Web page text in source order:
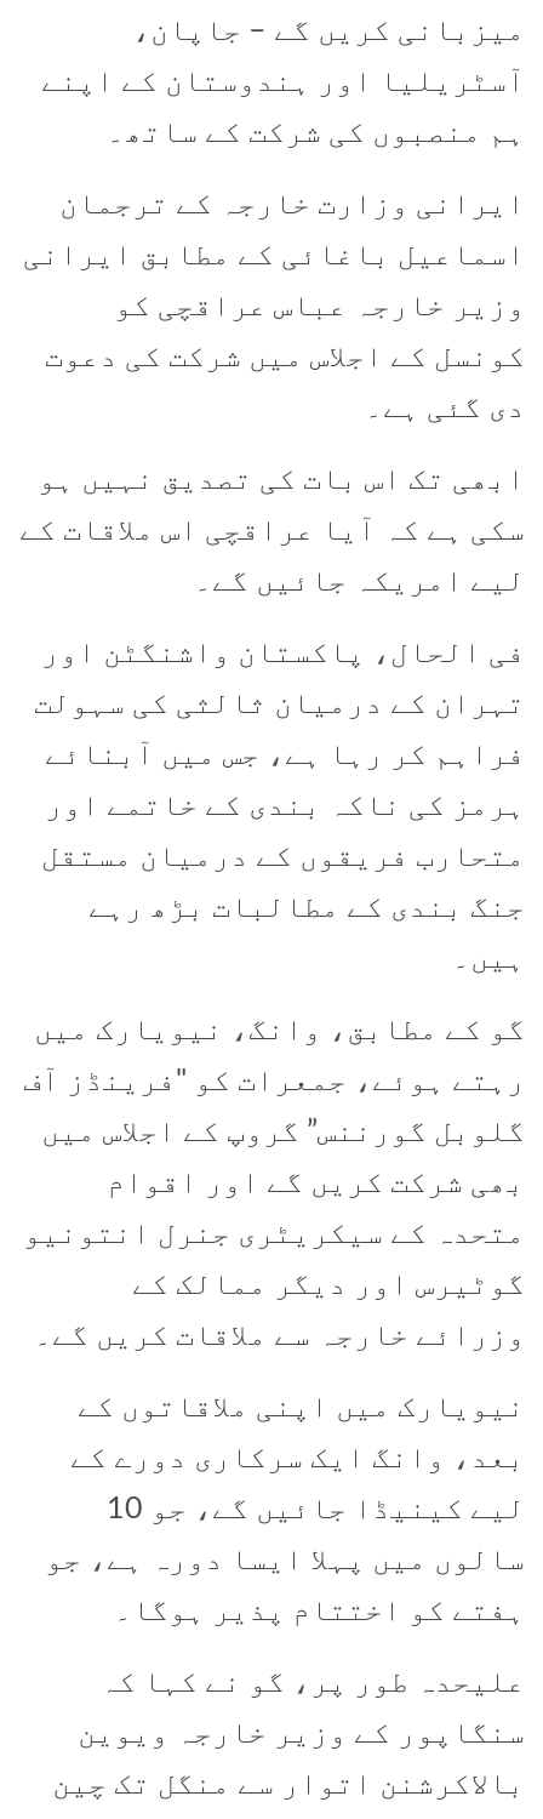
میزبانی کریں گے – جاپان،
آسٹریلیا اور ہندوستان کے اپنے
ہم منصبوں کی شرکت کے ساتھ۔
ایرانی وزارت خارجہ کے ترجمان
اسماعیل باغائی کے مطابق ایرانی
وزیر خارجہ عباس عراقچی کو
کونسل کے اجلاس میں شرکت کی دعوت
دی گئی ہے۔
ابھی تک اس بات کی تصدیق نہیں ہو
سکی ہے کہ آیا عراقچی اس ملاقات کے
لیے امریکہ جائیں گے۔
فی الحال، پاکستان واشنگٹن اور
تہران کے درمیان ثالثی کی سہولت
فراہم کر رہا ہے، جس میں آبنائے
ہرمز کی ناکہ بندی کے خاتمے اور
متحارب فریقوں کے درمیان مستقل
جنگ بندی کے مطالبات بڑھ رہے
ہیں۔
گو کے مطابق، وانگ، نیویارک میں
رہتے ہوئے، جمعرات کو "فرینڈز آف
گلوبل گورننس” گروپ کے اجلاس میں
بھی شرکت کریں گے اور اقوام
متحدہ کے سیکریٹری جنرل انتونیو
گوٹیرس اور دیگر ممالک کے
وزرائے خارجہ سے ملاقات کریں گے۔
نیویارک میں اپنی ملاقاتوں کے
بعد، وانگ ایک سرکاری دورے کے
لیے کینیڈا جائیں گے، جو 10
سالوں میں پہلا ایسا دورہ ہے، جو
ہفتے کو اختتام پذیر ہوگا۔
علیحدہ طور پر، گو نے کہا کہ
سنگاپور کے وزیر خارجہ ویوین
بالاکرشنن اتوار سے منگل تک چین